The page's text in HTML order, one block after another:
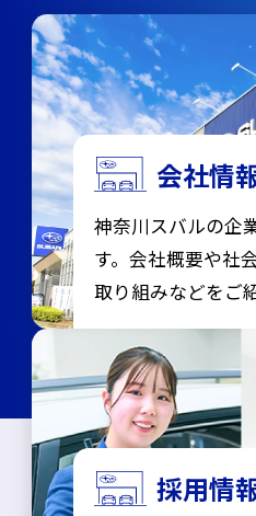
会社情
神奈川スバルの企
す。会社概要や社
取り組みなどをご
採用情